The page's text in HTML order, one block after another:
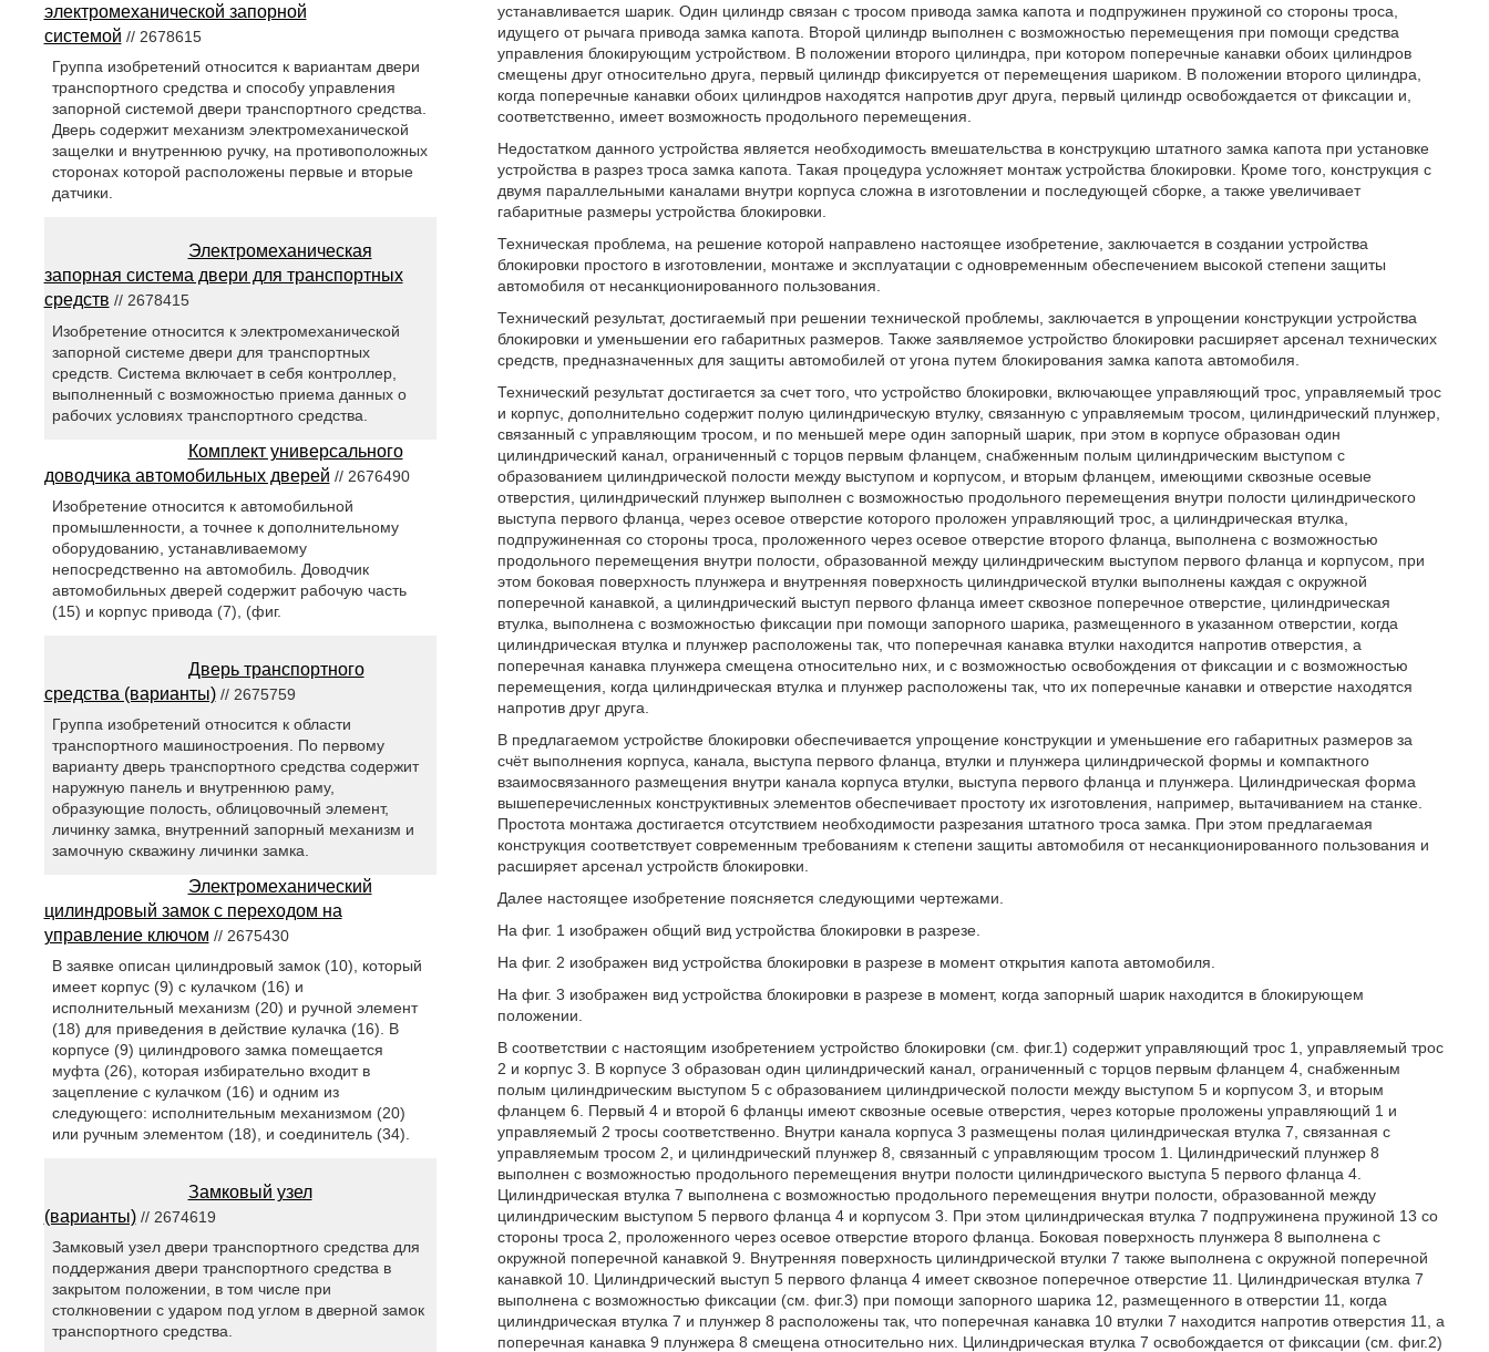
устанавливается шарик. Один цилиндр связан с тросом привода замка капота и подпружинен пружиной со стороны троса,
идущего от рычага привода замка капота. Второй цилиндр выполнен с возможностью перемещения при помощи средства
управления блокирующим устройством. В положении второго цилиндра, при котором поперечные канавки обоих цилиндров
смещены друг относительно друга, первый цилиндр фиксируется от перемещения шариком. В положении второго цилиндра,
когда поперечные канавки обоих цилиндров находятся напротив друг друга, первый цилиндр освобождается от фиксации и,
соответственно, имеет возможность продольного перемещения.
Недостатком данного устройства является необходимость вмешательства в конструкцию штатного замка капота при установке
устройства в разрез троса замка капота. Такая процедура усложняет монтаж устройства блокировки. Кроме того, конструкция с
двумя параллельными каналами внутри корпуса сложна в изготовлении и последующей сборке, а также увеличивает
габаритные размеры устройства блокировки.
Техническая проблема, на решение которой направлено настоящее изобретение, заключается в создании устройства
блокировки простого в изготовлении, монтаже и эксплуатации с одновременным обеспечением высокой степени защиты
автомобиля от несанкционированного пользования.
Технический результат, достигаемый при решении технической проблемы, заключается в упрощении конструкции устройства
блокировки и уменьшении его габаритных размеров. Также заявляемое устройство блокировки расширяет арсенал технических
средств, предназначенных для защиты автомобилей от угона путем блокирования замка капота автомобиля.
Технический результат достигается за счет того, что устройство блокировки, включающее управляющий трос, управляемый трос
и корпус, дополнительно содержит полую цилиндрическую втулку, связанную с управляемым тросом, цилиндрический плунжер,
связанный с управляющим тросом, и по меньшей мере один запорный шарик, при этом в корпусе образован один
цилиндрический канал, ограниченный с торцов первым фланцем, снабженным полым цилиндрическим выступом с
образованием цилиндрической полости между выступом и корпусом, и вторым фланцем, имеющими сквозные осевые
отверстия, цилиндрический плунжер выполнен с возможностью продольного перемещения внутри полости цилиндрического
выступа первого фланца, через осевое отверстие которого проложен управляющий трос, а цилиндрическая втулка,
подпружиненная со стороны троса, проложенного через осевое отверстие второго фланца, выполнена с возможностью
продольного перемещения внутри полости, образованной между цилиндрическим выступом первого фланца и корпусом, при
этом боковая поверхность плунжера и внутренняя поверхность цилиндрической втулки выполнены каждая с окружной
поперечной канавкой, а цилиндрический выступ первого фланца имеет сквозное поперечное отверстие, цилиндрическая
втулка, выполнена с возможностью фиксации при помощи запорного шарика, размещенного в указанном отверстии, когда
цилиндрическая втулка и плунжер расположены так, что поперечная канавка втулки находится напротив отверстия, а
поперечная канавка плунжера смещена относительно них, и с возможностью освобождения от фиксации и с возможностью
перемещения, когда цилиндрическая втулка и плунжер расположены так, что их поперечные канавки и отверстие находятся
напротив друг друга.
В предлагаемом устройстве блокировки обеспечивается упрощение конструкции и уменьшение его габаритных размеров за
счёт выполнения корпуса, канала, выступа первого фланца, втулки и плунжера цилиндрической формы и компактного
взаимосвязанного размещения внутри канала корпуса втулки, выступа первого фланца и плунжера. Цилиндрическая форма
вышеперечисленных конструктивных элементов обеспечивает простоту их изготовления, например, вытачиванием на станке.
Простота монтажа достигается отсутствием необходимости разрезания штатного троса замка. При этом предлагаемая
конструкция соответствует современным требованиям к степени защиты автомобиля от несанкционированного пользования и
расширяет арсенал устройств блокировки.
Далее настоящее изобретение поясняется следующими чертежами.
На фиг. 1 изображен общий вид устройства блокировки в разрезе.
На фиг. 2 изображен вид устройства блокировки в разрезе в момент открытия капота автомобиля.
На фиг. 3 изображен вид устройства блокировки в разрезе в момент, когда запорный шарик находится в блокирующем
положении.
В соответствии с настоящим изобретением устройство блокировки (см. фиг.1) содержит управляющий трос 1, управляемый трос
2 и корпус 3. В корпусе 3 образован один цилиндрический канал, ограниченный с торцов первым фланцем 4, снабженным
полым цилиндрическим выступом 5 с образованием цилиндрической полости между выступом 5 и корпусом 3, и вторым
фланцем 6. Первый 4 и второй 6 фланцы имеют сквозные осевые отверстия, через которые проложены управляющий 1 и
управляемый 2 тросы соответственно. Внутри канала корпуса 3 размещены полая цилиндрическая втулка 7, связанная с
управляемым тросом 2, и цилиндрический плунжер 8, связанный с управляющим тросом 1. Цилиндрический плунжер 8
выполнен с возможностью продольного перемещения внутри полости цилиндрического выступа 5 первого фланца 4.
Цилиндрическая втулка 7 выполнена с возможностью продольного перемещения внутри полости, образованной между
цилиндрическим выступом 5 первого фланца 4 и корпусом 3. При этом цилиндрическая втулка 7 подпружинена пружиной 13 со
стороны троса 2, проложенного через осевое отверстие второго фланца. Боковая поверхность плунжера 8 выполнена с
окружной поперечной канавкой 9. Внутренняя поверхность цилиндрической втулки 7 также выполнена с окружной поперечной
канавкой 10. Цилиндрический выступ 5 первого фланца 4 имеет сквозное поперечное отверстие 11. Цилиндрическая втулка 7
выполнена с возможностью фиксации (см. фиг.3) при помощи запорного шарика 12, размещенного в отверстии 11, когда
цилиндрическая втулка 7 и плунжер 8 расположены так, что поперечная канавка 10 втулки 7 находится напротив отверстия 11, а
поперечная канавка 9 плунжера 8 смещена относительно них. Цилиндрическая втулка 7 освобождается от фиксации (см. фиг.2)
электромеханической запорной
системой // 2678615
Группа изобретений относится к вариантам двери
транспортного средства и способу управления
запорной системой двери транспортного средства.
Дверь содержит механизм электромеханической
защелки и внутреннюю ручку, на противоположных
сторонах которой расположены первые и вторые
датчики.
Электромеханическая
запорная система двери для транспортных
средств // 2678415
Изобретение относится к электромеханической
запорной системе двери для транспортных
средств. Система включает в себя контроллер,
выполненный с возможностью приема данных о
рабочих условиях транспортного средства.
Комплект универсального
доводчика автомобильных дверей // 2676490
Изобретение относится к автомобильной
промышленности, а точнее к дополнительному
оборудованию, устанавливаемому
непосредственно на автомобиль. Доводчик
автомобильных дверей содержит рабочую часть
(15) и корпус привода (7), (фиг.
Дверь транспортного
средства (варианты)// 2675759
Группа изобретений относится к области
транспортного машиностроения. По первому
варианту дверь транспортного средства содержит
наружную панель и внутреннюю раму,
образующие полость, облицовочный элемент,
личинку замка, внутренний запорный механизм и
замочную скважину личинки замка.
Электромеханический
цилиндровый замок с переходом на
управление ключом // 2675430
В заявке описан цилиндровый замок (10), который
имеет корпус (9) с кулачком (16) и
исполнительный механизм (20) и ручной элемент
(18) для приведения в действие кулачка (16). В
корпусе (9) цилиндрового замка помещается
муфта (26), которая избирательно входит в
зацепление с кулачком (16) и одним из
следующего: исполнительным механизмом (20)
или ручным элементом (18), и соединитель (34).
Замковый узел
(варианты)// 2674619
Замковый узел двери транспортного средства для
поддержания двери транспортного средства в
закрытом положении, в том числе при
столкновении с ударом под углом в дверной замок
транспортного средства.